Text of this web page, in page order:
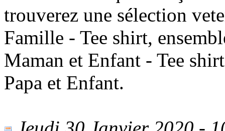
trouverez une sélection
Famille - Tee shirt,
Maman et Enfant - Tee
Papa et Enfant.